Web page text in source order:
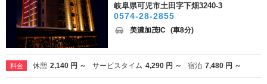
岐阜県可児市土田字下畑3240-3
0574-28-2855
美濃加茂IC (車8分)
料金 休憩 2,140 円 ～ サービスタイム 4,290 円 ～ 宿泊 7,480 円 ～